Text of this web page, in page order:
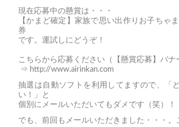
現在応募中の懸賞は・・・
【かまど確定】家族で思い出作りお子ちゃ
券
です。運試しにどうぞ！
こちらから応募ください（【懸賞応募】バナ
⇒ http://www.airinkan.com
抽選は自動ソフトを利用してますので、「
い！」と
個別にメールいただいてもダメです（笑）！
でも、前回もメールいただきました・・・。